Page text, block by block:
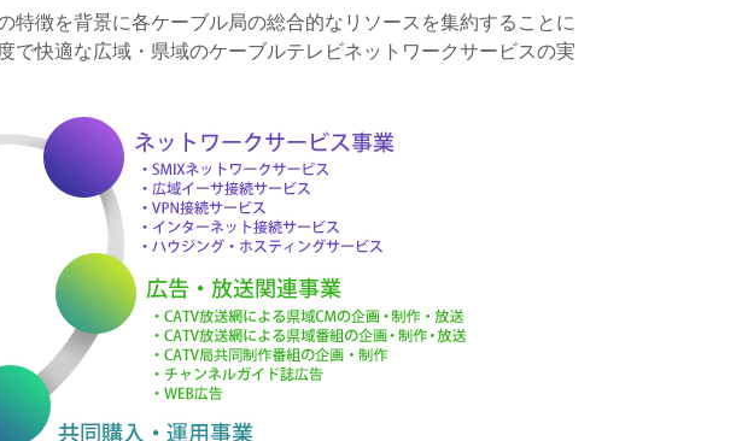
特徴を背景に各ケーブル局の総合的なリソースを集約することに
で快適な広域・県域のケーブルテレビネットワークサービスの実